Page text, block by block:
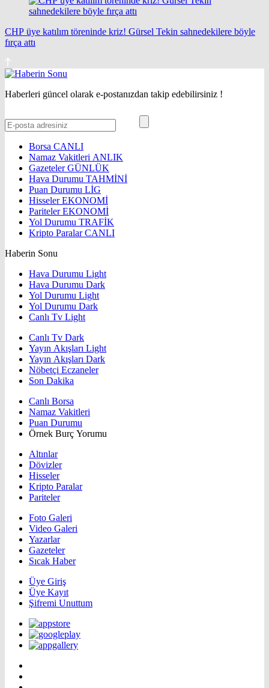
CHP üye katılım töreninde kriz! Gürsel Tekin sahnedekilere böyle
fırça attı
Haberleri güncel olarak e-postanızdan takip edebilirsiniz !
Borsa CANLI
Namaz Vakitleri ANLIK
GazetelerGÜNLÜK
Hava Durumu TAHMİNİ
Puan Durumu LİG
HisselerEKONOMİ
ParitelerEKONOMİ
Yol Durumu TRAFİK
Kripto ParalarCANLI
Haberin Sonu
Hava Durumu Light
Hava Durumu Dark
Yol Durumu Light
Yol Durumu Dark
Canlı Tv Light
Canlı Tv Dark
Yayın Akışları Light
Yayın Akışları Dark
Nöbetçi Eczaneler
Son Dakika
Canlı Borsa
Namaz Vakitleri
Puan Durumu
Örnek Burç Yorumu
Altınlar
Dövizler
Hisseler
Kripto Paralar
Pariteler
Foto Galeri
Video Galeri
Yazarlar
Gazeteler
Sıcak Haber
Üye Giriş
Üye Kayıt
Şifremi Unuttum